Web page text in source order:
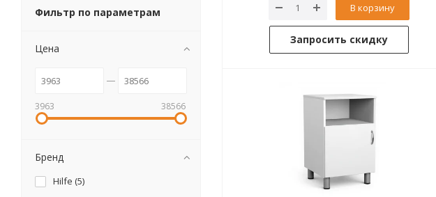
В корзину
Запросить скидку
Фильтр по параметрам
Цена
3963 38566
Бренд
Hilfe (5)